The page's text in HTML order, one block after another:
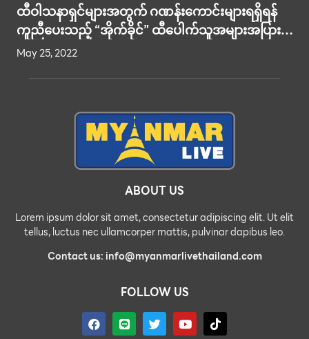
ထီဝါသနာရှင်များအတွက် ဂဏန်းကောင်းများရရှိရန်
ကူညီပေးသည့် “အိုက်ခိုင်” ထီပေါက်သူအများအပြား
ကံကောင်းခဲ့သည်ဟု ယုံကြည်ကြ…
May 25, 2022
ABOUT US
Lorem ipsum dolor sit amet, consectetur adipiscing elit. Ut elit
tellus, luctus nec ullamcorper mattis, pulvinar dapibus leo.
Contact us: info@myanmarlivethailand.com
FOLLOW US